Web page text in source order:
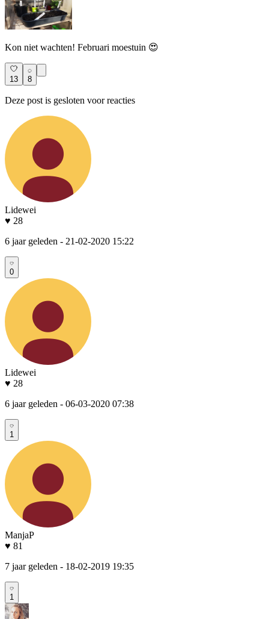
Kon niet wachten! Februari moestuin 😍
13 8
Deze post is gesloten voor reacties
Lidewei
♥ 28
6 jaar geleden - 21-02-2020 15:22
0
Lidewei
♥ 28
6 jaar geleden - 06-03-2020 07:38
1
ManjaP
♥ 81
7 jaar geleden - 18-02-2019 19:35
1